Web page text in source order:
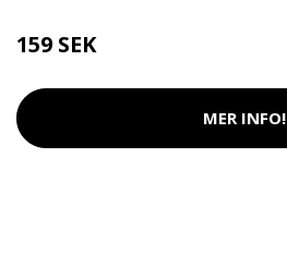
159 SEK
MER INFO!